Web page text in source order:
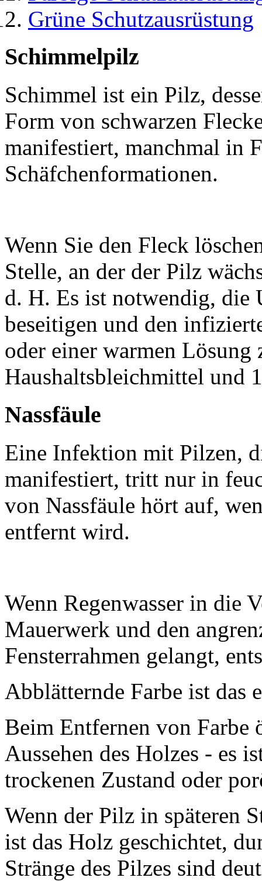
Grüne Schutzausrüstung
Schimmelpilz
Schimmel ist ein Pilz,
Form von schwarzen
manifestiert, manchmal in
Schäfchenformationen.
Wenn Sie den Fleck
Stelle, an der der Pilz
d. H. Es ist notwendig, die
beseitigen und den
oder einer warmen Lösung
Haushaltsbleichmittel und
Nassfäule
Eine Infektion mit Pilzen,
manifestiert, tritt nur in
von Nassfäule hört auf,
entfernt wird.
Wenn Regenwasser in die
Mauerwerk und den
Fensterrahmen gelangt,
Abblätternde Farbe ist das
Beim Entfernen von Farbe
Aussehen des Holzes - es
trockenen Zustand oder
Wenn der Pilz in späteren
ist das Holz geschichtet,
Stränge des Pilzes sind